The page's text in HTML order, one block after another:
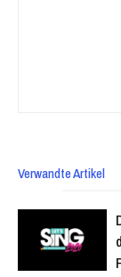
Verwandte Artikel